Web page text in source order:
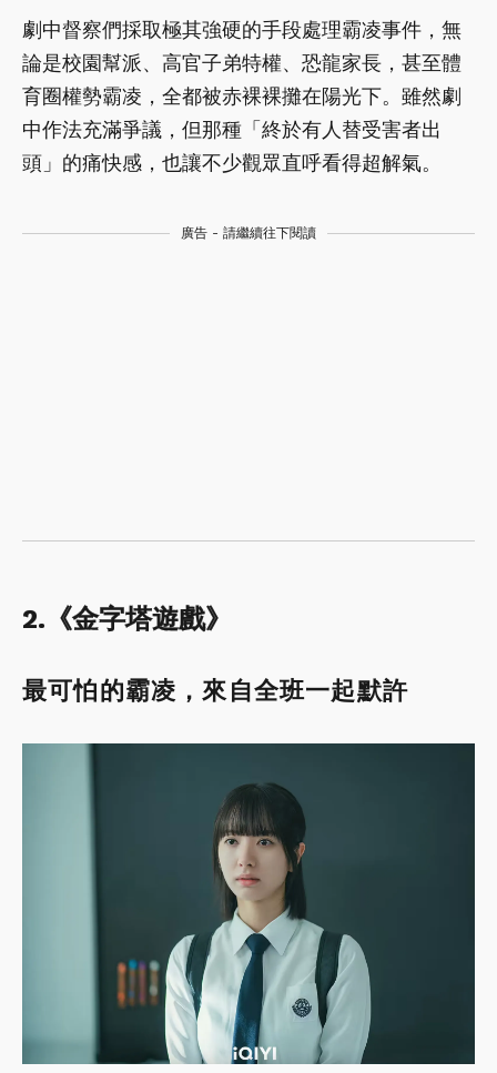
劇中督察們採取極其強硬的手段處理霸凌事件，無
論是校園幫派、高官子弟特權、恐龍家長，甚至體
育圈權勢霸凌，全都被赤裸裸攤在陽光下。雖然劇
中作法充滿爭議，但那種「終於有人替受害者出
頭」的痛快感，也讓不少觀眾直呼看得超解氣。
廣告 - 請繼續往下閱讀
2.《金字塔遊戲》
最可怕的霸凌，來自全班一起默許